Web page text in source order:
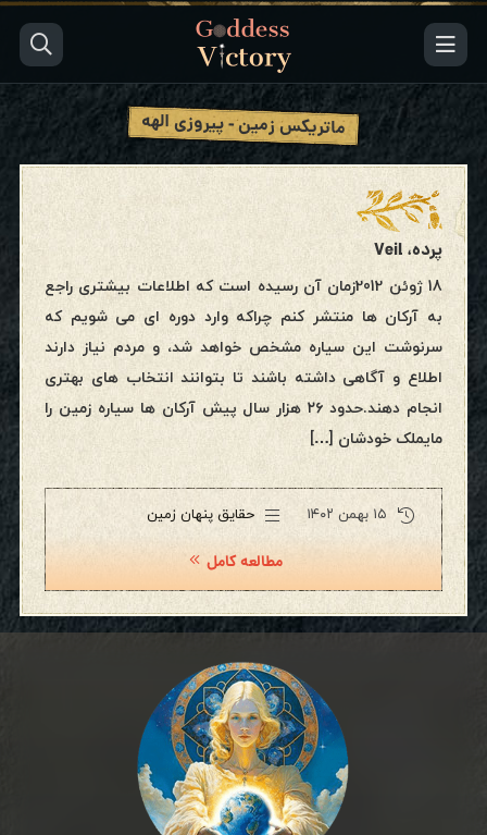
ماتریکس زمین - پیروزی الهه
پرده، Veil
18 ژوئن 2012زمان آن رسیده است که اطلاعات بیشتری راجع
به آرکان ها منتشر کنم چراکه وارد دوره ای می شویم که
سرنوشت این سیاره مشخص خواهد شد، و مردم نیاز دارند
اطلاع و آگاهی داشته باشند تا بتوانند انتخاب های بهتری
انجام دهند.حدود ۲۶ هزار سال پیش آرکان ها سیاره زمین را
مایملک خودشان […]
۱۵ بهمن ۱۴۰۲ حقایق پنهان زمین
مطالعه کامل